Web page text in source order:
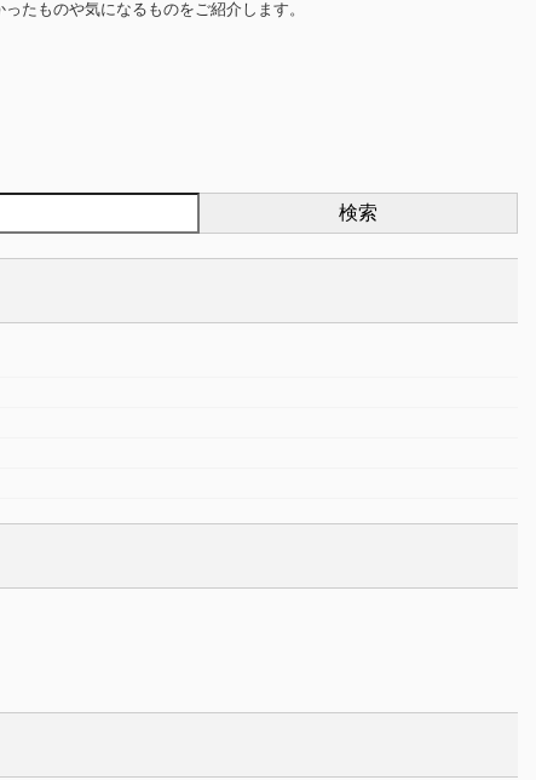
たものや気になるものをご紹介します。
検索